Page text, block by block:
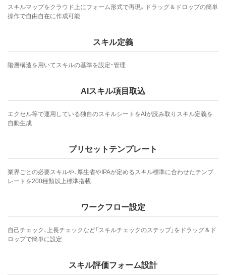
スキルマップをクラウド上にフォーム形式で再現。ドラッグ＆ドロップの簡単
操作で自由自在に作成可能
スキル定義
階層構造を用いてスキルの基準を設定・管理
AIスキル項目取込
エクセル等で運用している独自のスキルシートをAIが読み取りスキル定義を
自動生成
プリセットテンプレート
業界ごとの必要スキルや、厚生省やIPAが定めるスキル標準に合わせたテンプ
レートを200種類以上標準搭載
ワークフロー設定
自己チェック、上長チェックなど「スキルチェックのステップ」をドラッグ＆ド
ロップで簡単に設定
スキル評価フォーム設計